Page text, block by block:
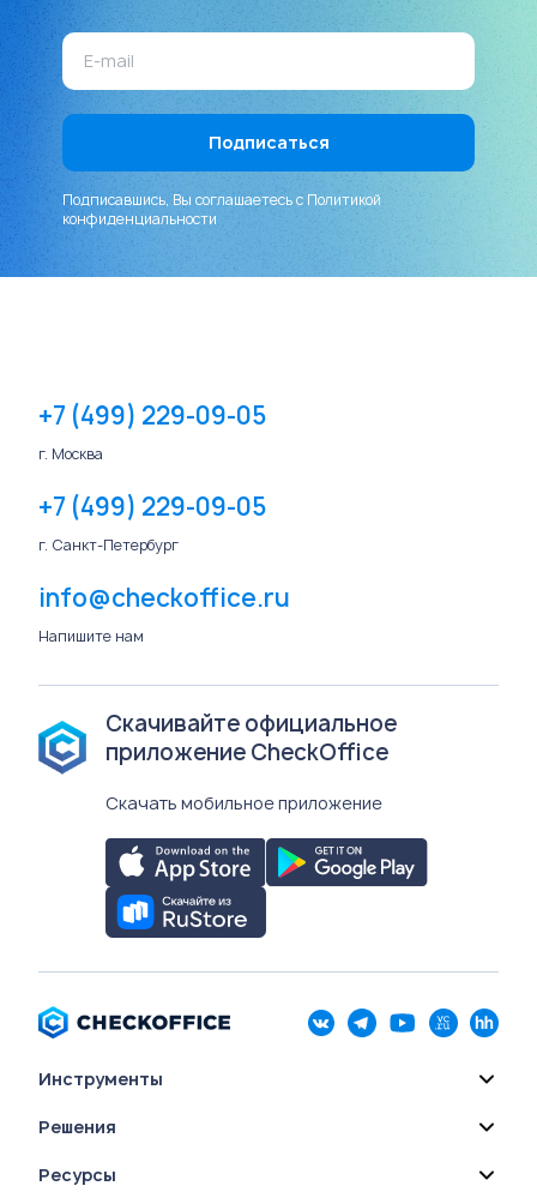
Подписавшись, Вы соглашаетесь с Политикой
конфиденциальности
+7 (499) 229-09-05
г. Москва
+7 (499) 229-09-05
г. Санкт-Петербург
info@checkoffice.ru
Напишите нам
Скачивайте официальное
приложение CheckOffice
Скачать мобильное приложение
Инструменты
Решения
Ресурсы